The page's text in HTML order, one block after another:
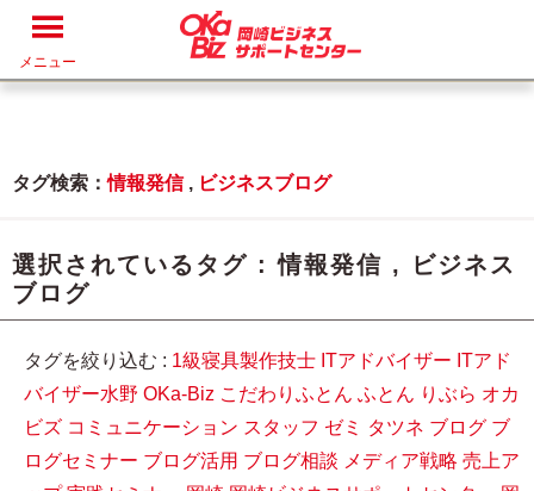
メニュー
タグ検索：情報発信, ビジネスブログ
選択されているタグ :情報発信 ,
ビジネス
ブログ
タグを絞り込む : 1級寝具製作技士 ITアドバイザー ITアド
バイザー水野 OKa-Biz こだわりふとん ふとん りぶら オカ
ビズ コミュニケーション スタッフ ゼミ タツネ ブログ ブ
ログセミナー ブログ活用 ブログ相談 メディア戦略 売上ア